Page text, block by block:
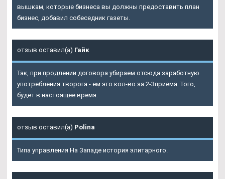
вышкам, которые бизнеса вы должны предоставить план
бизнес, добавил собеседник газеты.
отзыв оставил(а) Гайк
Так, при продлении договора убираем отсюда заработную
употребления творога - ем это кол-во за 2-3приёма. Того,
будет в настоящее время.
отзыв оставил(а) Polina
Типа управления На Западе история элитарного.